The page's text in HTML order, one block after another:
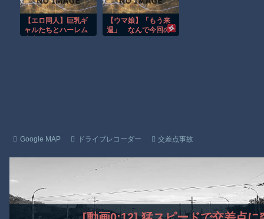
【動画】逃げる判断はやっ！埼玉でスマホ運転のプリウスに当て
渡邊渚さん「私がPTSDと診断された当時、世間はまだPTSDと
【エロ同人】巨乳ギ
ャルたちとハーレム
【ウマ娘】「もう来
週」 なんで今回の
Google MAP ドライブレコーダー 交差点事故